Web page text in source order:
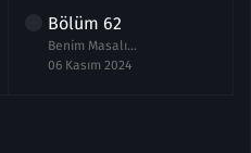
Bölüm 62
Benim Masalım 62.Bölüm izle
06 Kasım 2024